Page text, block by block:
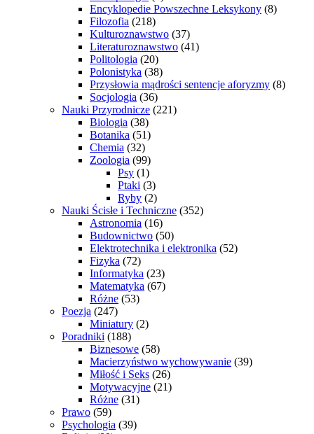
Encyklopedie Powszechne Leksykony (8)
Filozofia (218)
Kulturoznawstwo (37)
Literaturoznawstwo (41)
Politologia (20)
Polonistyka (38)
Przysłowia mądrości sentencje aforyzmy (8)
Socjologia (36)
Nauki Przyrodnicze (221)
Biologia (38)
Botanika (51)
Chemia (32)
Zoologia (99)
Psy (1)
Ptaki (3)
Ryby (2)
Nauki Ścisłe i Techniczne (352)
Astronomia (16)
Budownictwo (50)
Elektrotechnika i elektronika (52)
Fizyka (72)
Informatyka (23)
Matematyka (67)
Różne (53)
Poezja (247)
Miniatury (2)
Poradniki (188)
Biznesowe (58)
Macierzyństwo wychowywanie (39)
Miłość i Seks (26)
Motywacyjne (21)
Różne (31)
Prawo (59)
Psychologia (39)